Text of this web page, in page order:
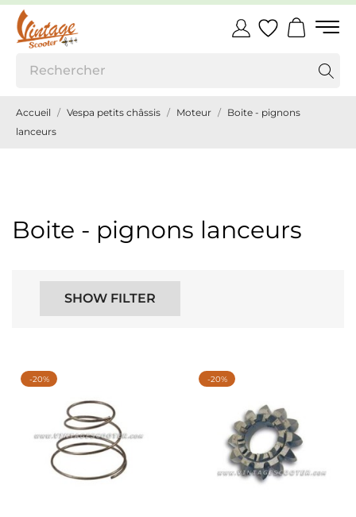
Accueil Vespa petits châssis Moteur
Boite - pignons
lanceurs
Boite - pignons lanceurs
SHOW FILTER
-20% -20%